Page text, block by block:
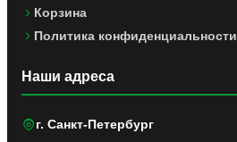
Корзина
Политика конфиденциальности
Наши адреса
г. Санкт-Петербург